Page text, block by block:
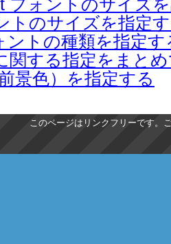
フォントのサイズ
トのサイズを指定
ントの種類を指定す
関する指定をまと
景色）を指定する
このページはリンクフリーです。